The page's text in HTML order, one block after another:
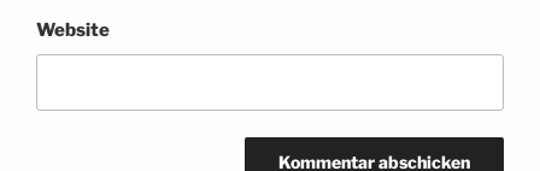
Website